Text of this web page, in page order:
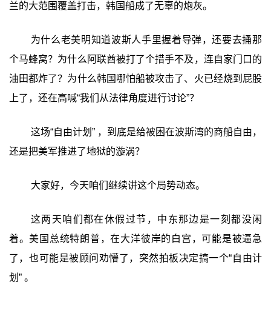
兰的大范围覆盖打击，韩国船成了无辜的炮灰。
为什么老美明知道波斯人手里握着导弹，还要去捅那
个马蜂窝？为什么阿联酋被打了个措手不及，连自家门口的
油田都炸了？为什么韩国哪怕船被攻击了、火已经烧到屁股
上了，还在高喊“我们从法律角度进行讨论”？
这场“自由计划” ，到底是给被困在波斯湾的商船自由，
还是把美军推进了地狱的漩涡？
大家好，今天咱们继续讲这个局势动态。
这两天咱们都在休假过节，中东那边是一刻都没闲
着。美国总统特朗普，在大洋彼岸的白宫，可能是被逼急
了，也可能是被顾问劝懵了，突然拍板决定搞一个“自由计
划” 。